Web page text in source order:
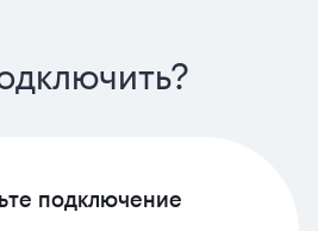
подключение